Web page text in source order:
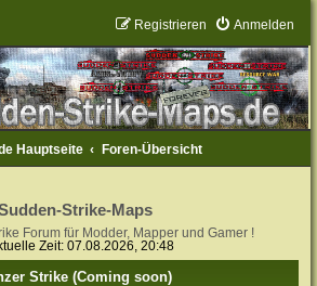
Anmelden
Registrieren
Hauptseite Foren-Übersicht
Strike-Maps
Forum für Modder, Mapper und Gamer !
Zeit: 07.08.2026, 20:48
Strike (Coming soon)